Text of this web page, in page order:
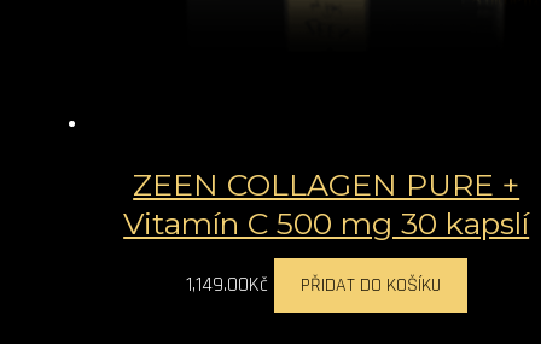
ZEEN COLLAGEN PURE +
Vitamín C 500 mg 30 kapslí
1,149.00Kč PŘIDAT DO KOŠÍKU